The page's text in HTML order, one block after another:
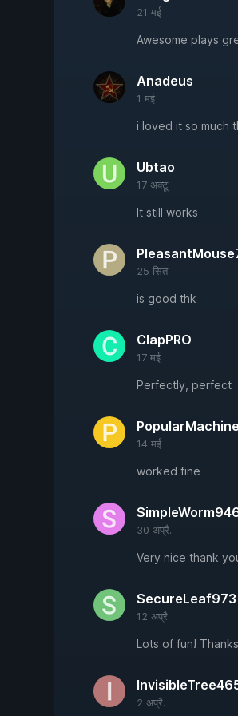
21 मई
Awesome plays
Anadeus
1 मई
i loved it so much
Ubtao
17 अक्टू.
It still works
25 सित.
is good thk
ClapPRO
17 मई
Perfectly, perfect
14 मई
worked fine
30 अप्रै.
Very nice thank
SecureLeaf973
12 अप्रै.
Lots of fun!
2 अप्रै.